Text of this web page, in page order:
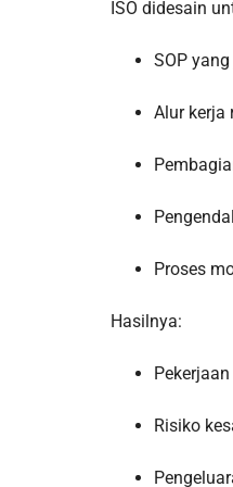
ISO didesain
SOP
Alur kerja
Proses
Hasilnya:
Risiko